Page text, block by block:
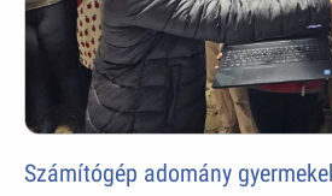
Számítógép adomány